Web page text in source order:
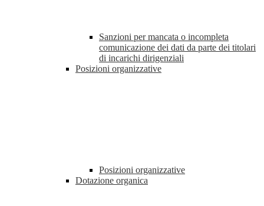
Sanzioni per mancata o incompleta
comunicazione dei dati da parte dei titolari
di incarichi dirigenziali
Posizioni organizzative
Posizioni organizzative
Dotazione organica